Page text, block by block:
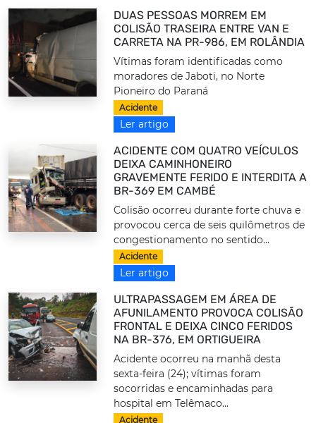
DUAS PESSOAS MORREM EM
COLISÃO TRASEIRA ENTRE VAN E
CARRETA NA PR-986, EM ROLÂNDIA
Vítimas foram identificadas como
moradores de Jaboti, no Norte
Pioneiro do Paraná
Acidente
Ler artigo
ACIDENTE COM QUATRO VEÍCULOS
DEIXA CAMINHONEIRO
GRAVEMENTE FERIDO E INTERDITA A
BR-369 EM CAMBÉ
Colisão ocorreu durante forte chuva e
provocou cerca de seis quilômetros de
congestionamento no sentido...
Acidente
Ler artigo
ULTRAPASSAGEM EM ÁREA DE
AFUNILAMENTO PROVOCA COLISÃO
FRONTAL E DEIXA CINCO FERIDOS
NA BR-376, EM ORTIGUEIRA
Acidente ocorreu na manhã desta
sexta-feira (24); vítimas foram
socorridas e encaminhadas para
hospital em Telêmaco...
Acidente